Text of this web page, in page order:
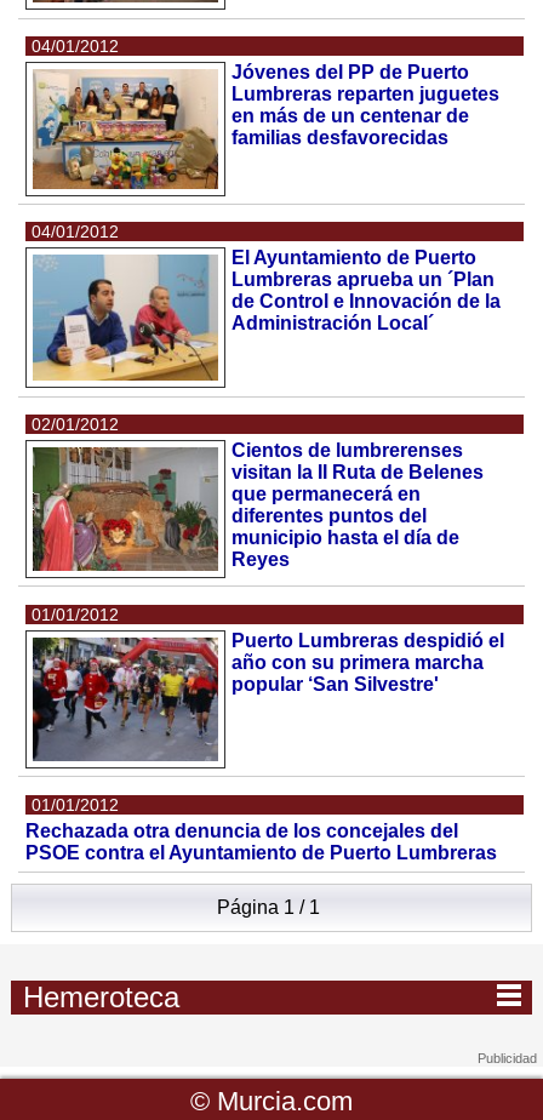
04/01/2012
Jóvenes del PP de Puerto
Lumbreras reparten juguetes
en más de un centenar de
familias desfavorecidas
04/01/2012
El Ayuntamiento de Puerto
Lumbreras aprueba un ´Plan
de Control e Innovación de la
Administración Local´
02/01/2012
Cientos de lumbrerenses
visitan la II Ruta de Belenes
que permanecerá en
diferentes puntos del
municipio hasta el día de
Reyes
01/01/2012
Puerto Lumbreras despidió el
año con su primera marcha
popular ‘San Silvestre'
01/01/2012
Rechazada otra denuncia de los concejales del
PSOE contra el Ayuntamiento de Puerto Lumbreras
Página 1 / 1
Hemeroteca
© Murcia.com